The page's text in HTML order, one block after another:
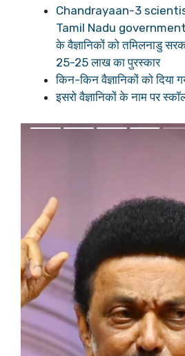
Chandrayaan-3
Tamil Nadu
के वैज्ञानिकों को तमिलनाडु
25-25 लाख का पुरस्कार
किन-किन वैज्ञानिकों को दिया
इसरो वैज्ञानिकों के नाम पर